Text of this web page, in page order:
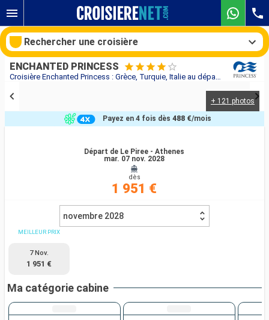
Croisière Enchanted Princess : Grèce, Turquie, Italie au départ de Le Piree - Athenes
ENCHANTED PRINCESS
+ 121 photos
Départ de Le Piree - Athenes
mar. 07 nov. 2028
dès
1 951 €
Payez en 4 fois dès 488 €/mois
novembre 2028
MEILLEUR PRIX
7 Nov.
1 951 €
Ma catégorie cabine
Rechercher une croisière
Compagnies
Rechercher